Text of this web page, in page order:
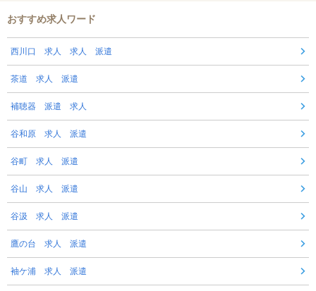
おすすめ求人ワード
西川口 求人 求人 派遣
茶道 求人 派遣
補聴器 派遣 求人
谷和原 求人 派遣
谷町 求人 派遣
谷山 求人 派遣
谷汲 求人 派遣
鷹の台 求人 派遣
袖ケ浦 求人 派遣